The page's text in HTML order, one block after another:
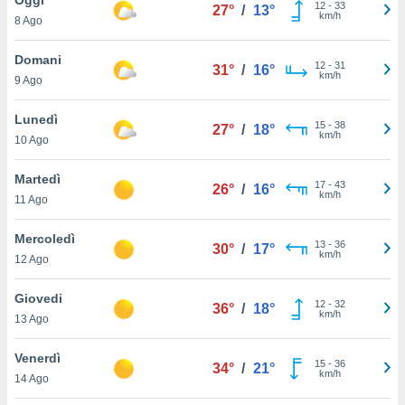
è
al sito
di
ci
di
il
un
la
nella
8 Ago
27° / 13° 12- 33
km/h
Domani
9 Ago
31° / 16° 12- 31
km/h
Lunedì
10 Ago
27° / 18° 15- 38
km/h
Martedì
11 Ago
26° / 16° 17- 43
km/h
Mercoledì
12 Ago
30° / 17° 13- 36
km/h
Giovedi
13 Ago
36° / 18° 12- 32
km/h
Venerdì
14 Ago
34° / 21° 15- 36
km/h